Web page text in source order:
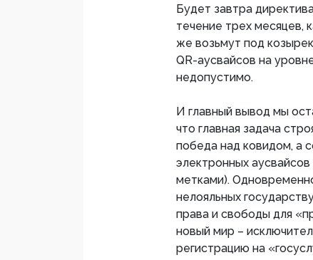
Будет завтра
течение трех месяцев,
же возьмут под
QR-аусвайсов на
недопустимо.
И главный вывод мы
что главная задача
победа над ковидом, а
электронных
метками).
нелояльных
права и свободы для
новый мир –
регистрацию на